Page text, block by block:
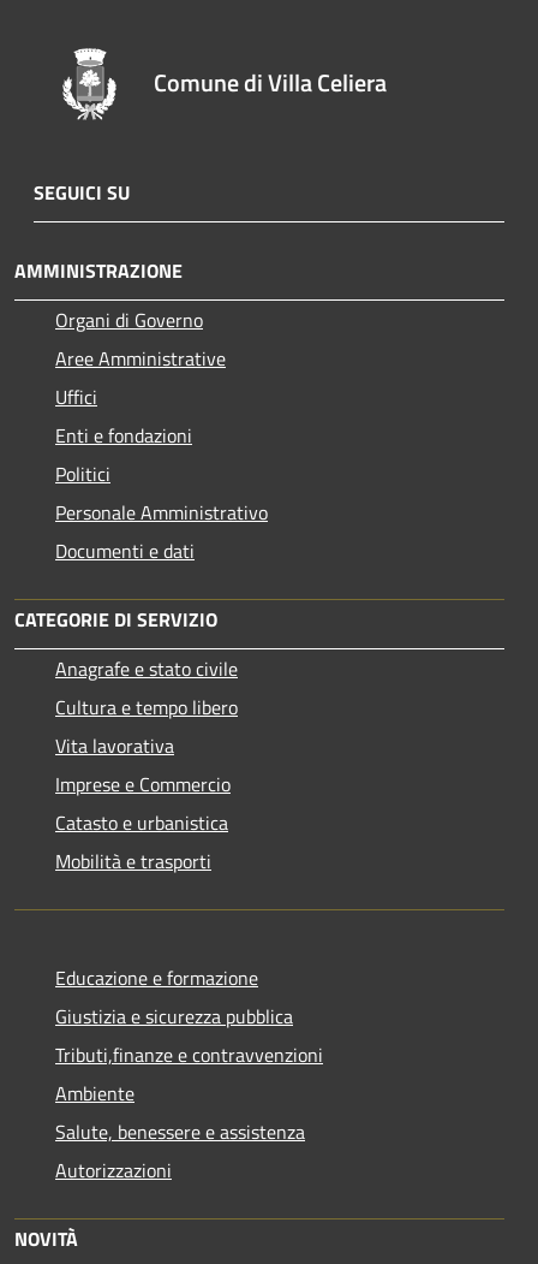
Comune di Villa Celiera
SEGUICI SU
AMMINISTRAZIONE
Organi di Governo
Aree Amministrative
Uffici
Enti e fondazioni
Politici
Personale Amministrativo
Documenti e dati
CATEGORIE DI SERVIZIO
Anagrafe e stato civile
Cultura e tempo libero
Vita lavorativa
Imprese e Commercio
Catasto e urbanistica
Mobilità e trasporti
Educazione e formazione
Giustizia e sicurezza pubblica
Tributi,finanze e contravvenzioni
Ambiente
Salute, benessere e assistenza
Autorizzazioni
NOVITÀ